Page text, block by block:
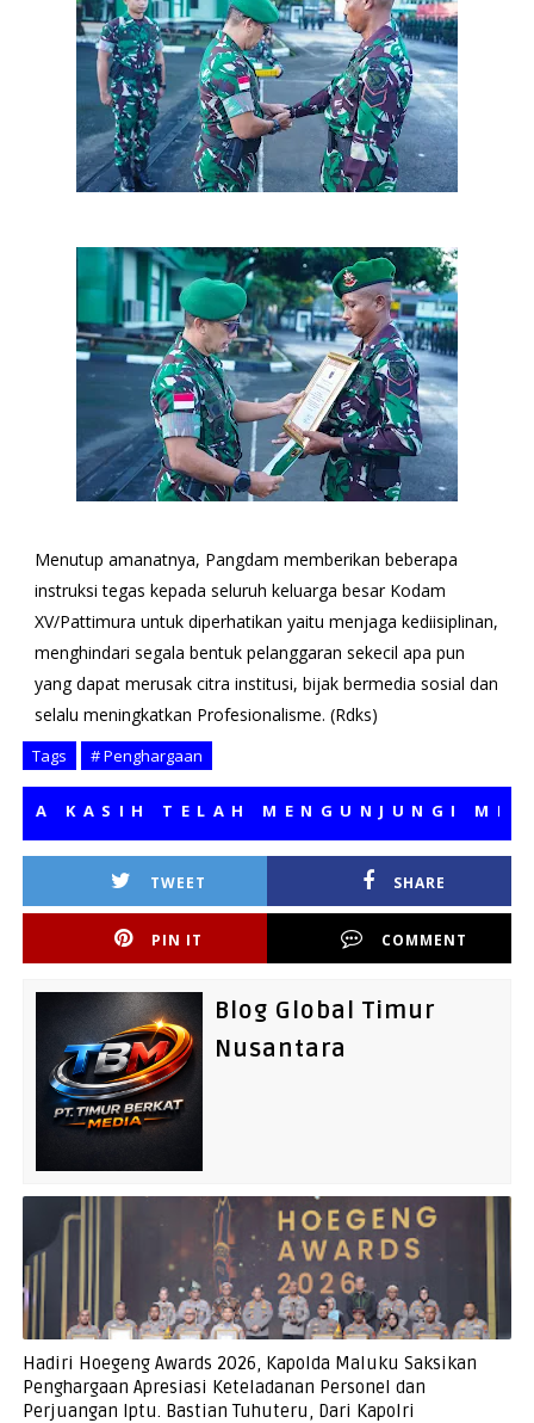
Menutup amanatnya, Pangdam memberikan beberapa
instruksi tegas kepada seluruh keluarga besar Kodam
XV/Pattimura untuk diperhatikan yaitu menjaga kediisiplinan,
menghindari segala bentuk pelanggaran sekecil apa pun
yang dapat merusak citra institusi, bijak bermedia sosial dan
selalu meningkatkan Profesionalisme. (Rdks)
Tags # Penghargaan
TELAH MENGUNJUNGI MEDIA
TWEET SHARE
PIN IT COMMENT
Blog Global Timur
Nusantara
Hadiri Hoegeng Awards 2026, Kapolda Maluku Saksikan
Penghargaan Apresiasi Keteladanan Personel dan
Perjuangan Iptu. Bastian Tuhuteru, Dari Kapolri